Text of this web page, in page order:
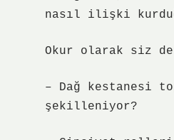
nasıl ilişki
Okur olarak siz de
– Dağ kestanesi
şekilleniyor?